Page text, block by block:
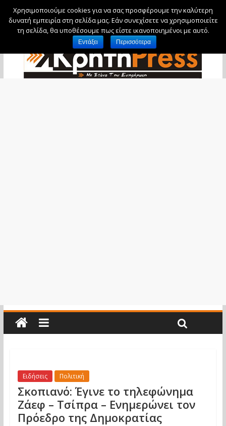
Παρασκευή, 7 Αυγούστου, 2026
Ειδήσεις Πολιτική
Σκοπιανό: Έγινε το τηλεφώνημα
Ζάεφ – Τσίπρα – Ενημερώνει τον
Πρόεδρο της Δημοκρατίας
Χρησιμοποιούμε cookies για να σας προσφέρουμε την καλύτερη
δυνατή εμπειρία στη σελίδα μας. Εάν συνεχίσετε να χρησιμοποιείτε
τη σελίδα, θα υποθέσουμε πως είστε ικανοποιημένοι με αυτό.
Εντάξει Περισσότερα